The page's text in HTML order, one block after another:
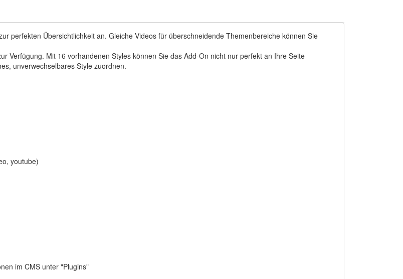
perfekten Übersichtlichkeit an. Gleiche Videos für überschneidende Themenbereiche können Sie
Verfügung. Mit 16 vorhandenen Styles können Sie das Add-On nicht nur perfekt an Ihre Seite
unverwechselbares Style zuordnen.
youtube)
im CMS unter "Plugins"